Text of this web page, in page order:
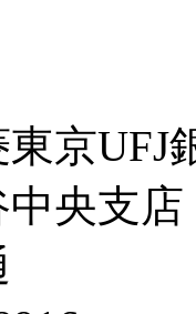
京UFJ
央支店